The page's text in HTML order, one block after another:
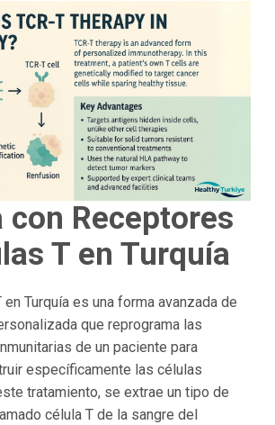
con Receptores
T en Turquía
en Turquía es una forma avanzada de
que reprograma las
de un paciente para
específicamente las células
tratamiento, se extrae un tipo de
célula T de la sangre del